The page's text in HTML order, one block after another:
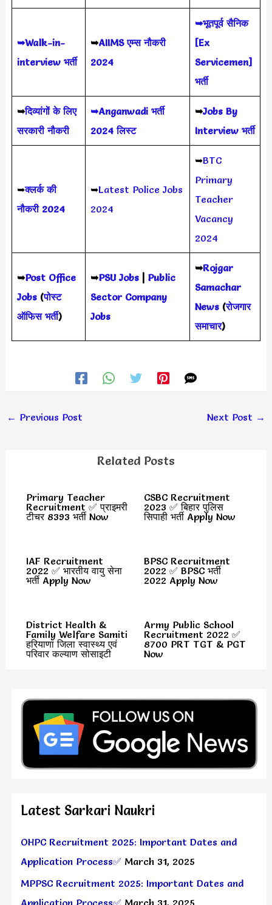
➥Walk-in-
interview भर्ती
➥AIIMS एम्स नौकरी
2024
➥भूतपूर्व सैनिक
[Ex
Servicemen]
भर्ती
➥दिव्यांगों के लिए
सरकारी नौकरी
➥Anganwadi भर्ती
2024 लिस्ट
➥Jobs By
Interview भर्ती
➥क्लर्क की
नौकरी 2024
➥Latest Police Jobs
2024
➥BTC
Primary
Teacher
Vacancy
2024
➥Post Office
Jobs(पोस्ट
ऑफिस भर्ती)
➥PSU Jobs| Public
Sector Company
Jobs
➥Rojgar
Samachar
News(रोजगार
समाचार)
← Previous Post Next Post →
Related Posts
Primary Teacher
Recruitment ✅ प्राइमरी
टीचर 8393 भर्ती Now
CSBC Recruitment
2023 ✅ बिहार पुलिस
सिपाही भर्ती Apply Now
IAF Recruitment
2022 ✅ भारतीय वायु सेना
भर्ती Apply Now
BPSC Recruitment
2022 ✅ BPSC भर्ती
2022 Apply Now
District Health &
Family Welfare Samiti
हरियाणा जिला स्वास्थ्य एवं
परिवार कल्याण सोसाइटी
Army Public School
Recruitment 2022 ✅
8700 PRT TGT & PGT
Now
Latest Sarkari Naukri
OHPC Recruitment 2025: Important Dates and
Application Process✅ March 31, 2025
MPPSC Recruitment 2025: Important Dates and
Application Process✅ March 31, 2025